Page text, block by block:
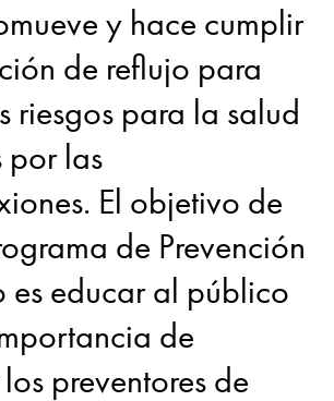
y hace cumplir
de reflujo para
riesgos para la salud
por las
El objetivo de
de Prevención
es educar al público
de
preventores de